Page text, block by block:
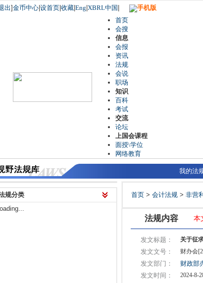
出]金币中心 设首页 收藏 Eng XBRL中国
手机版
首页
会搜
信息
会报
资讯
法规
会说
职场
知识
百科
考试
交流
论坛
上国会课程
面授\学位
网络教育
我的法
规分类
首页 > 会计法规 > 非营
法规内容 本
发文标题： 关于征
发文文号： 财办会
发文部门：
财政部
发文时间：
2024-8-